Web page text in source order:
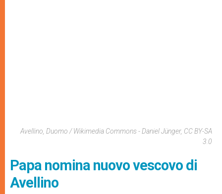
Avellino, Duomo / Wikimedia Commons - Daniel Jünger, CC BY-SA
3.0
Papa nomina nuovo vescovo di
Avellino